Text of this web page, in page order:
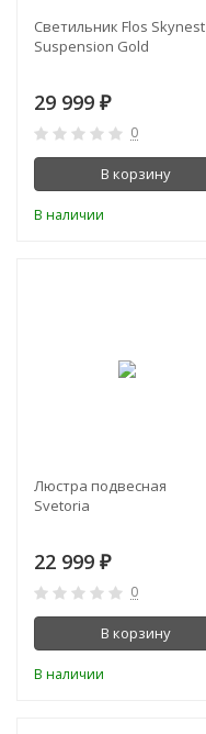
Светильник Flos Skynest
Suspension Gold
29 999 ₽
0
В корзину
В наличии
Люстра подвесная
Svetoria
22 999 ₽
0
В корзину
В наличии